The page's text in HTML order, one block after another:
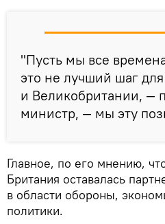
"Пусть мы все
это не лучший шаг
и Великобритании, —
министр, — мы эту
Главное, по его мнению,
Британия оставалась
в области обороны,
политики.